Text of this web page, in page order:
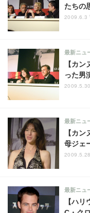
たちの
2009.6.3
【カ
った男
最新ニュ
【カ
母ジェ
最新ニュ
【ハ
最新ニュ